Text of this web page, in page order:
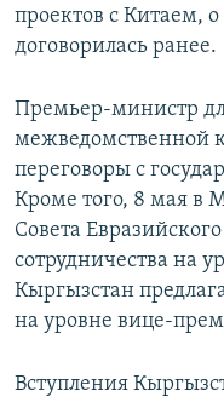
проектов с Китаем,
договорилась ранее.
Премьер-министр
межведомственной
переговоры с
Кроме того, 8 мая в
Совета
сотрудничества на
Кыргызстан
на уровне вице-
Вступления